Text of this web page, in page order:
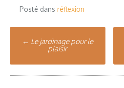
Posté dans réflexion
Poste
navigation
← Le jardinage pour le
plaisir